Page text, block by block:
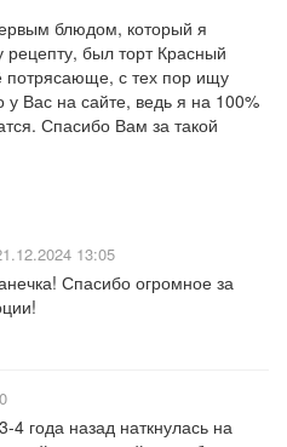
блюдом, который я
был торт Красный
потрясающе, с тех пор ищу
у Вас на сайте, ведь я на 100%
Спасибо Вам за такой
13:05
Спасибо огромное за
года назад наткнулась на